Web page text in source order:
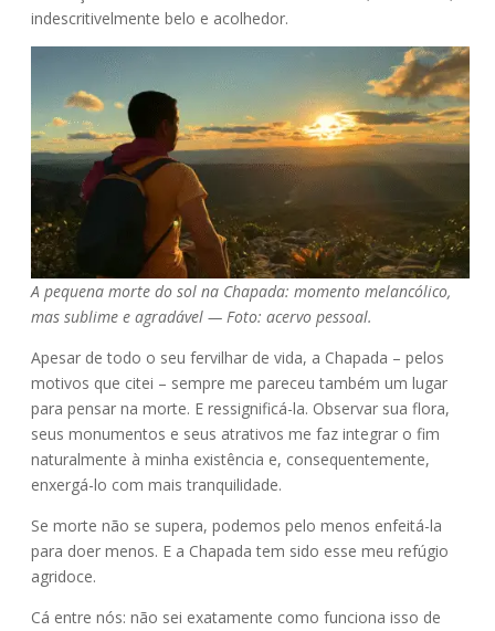
indescritivelmente belo e acolhedor.
A pequena morte do sol na Chapada: momento melancólico,
mas sublime e agradável — Foto: acervo pessoal.
Apesar de todo o seu fervilhar de vida, a Chapada – pelos
motivos que citei – sempre me pareceu também um lugar
para pensar na morte. E ressignificá-la. Observar sua flora,
seus monumentos e seus atrativos me faz integrar o fim
naturalmente à minha existência e, consequentemente,
enxergá-lo com mais tranquilidade.
Se morte não se supera, podemos pelo menos enfeitá-la
para doer menos. E a Chapada tem sido esse meu refúgio
agridoce.
Cá entre nós: não sei exatamente como funciona isso de